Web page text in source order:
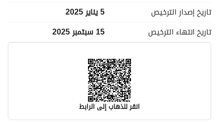
تاريخ إصدار الترخيص
5 يناير 2025
تاريخ انتهاء الترخيص 15 سبتمبر 2025
انقر للذهاب إلى الرابط